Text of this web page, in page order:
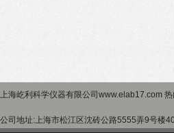
上海屹利科学仪器有限公司www.elab17.com 热
公司地址:上海市松江区沈砖公路5555弄9号楼